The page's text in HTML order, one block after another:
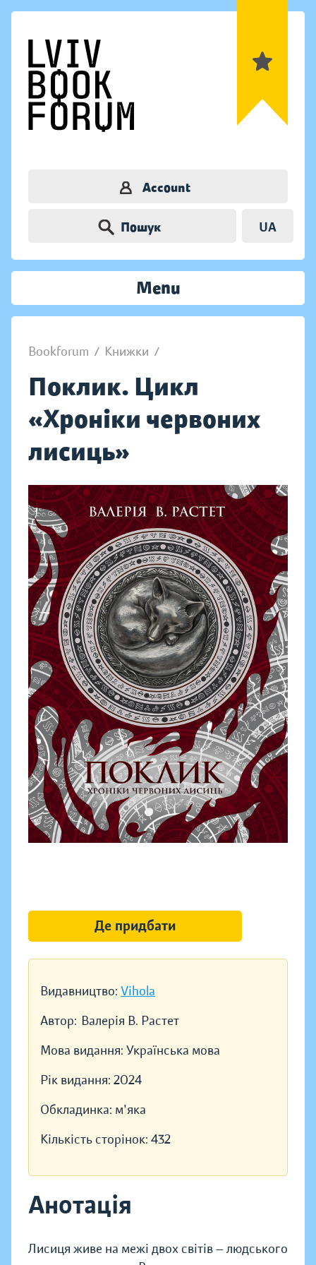
Account
Пошук UA
Menu
Bookforum / Книжки /
Поклик. Цикл
«Хроніки червоних
лисиць»
Видавництво: Vihola
Автор: Валерія В. Растет
Мова видання: Українська мова
Рік видання: 2024
Обкладинка: м'яка
Кількість сторінок: 432
Анотація
Лисиця живе на межі двох світів — людського
Де придбати